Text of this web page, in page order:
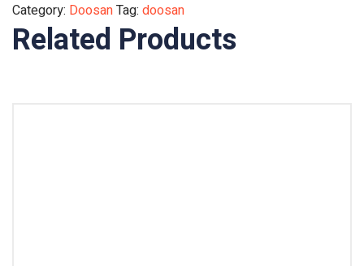
Category: DoosanTag: doosan
Related Products